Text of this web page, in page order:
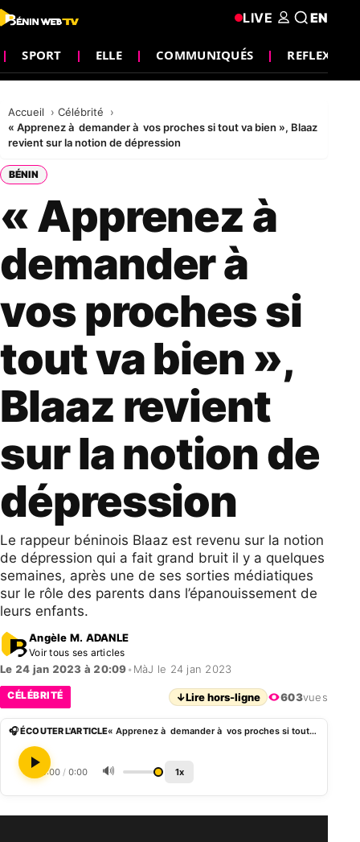
SPORT ELLE COMMUNIQUÉS REFLEXION
LIVE EN
Accueil
Célébrité
« Apprenez à demander à vos proches si tout va bien », Blaaz
revient sur la notion de dépression
BÉNIN
« Apprenez à
demander à
vos proches si
tout va bien »,
Blaaz revient
sur la notion de
dépression
Le rappeur béninois Blaaz est revenu sur la notion
de dépression qui a fait grand bruit il y a quelques
semaines, après une de ses sorties médiatiques
sur le rôle des parents dans l’épanouissement de
leurs enfants.
Angèle M. ADANLE
Voir tous ses articles
Le 24 jan 2023 à 20:09• MàJ le 24 jan 2023
CÉLÉBRITÉ ↓Lire hors-ligne 603vues
🎧 ÉCOUTER L'ARTICLE « Apprenez à demander à vos proches si tout va bien », Blaaz revient sur la notion de dépression
0:00 / 0:00 🔊 1x